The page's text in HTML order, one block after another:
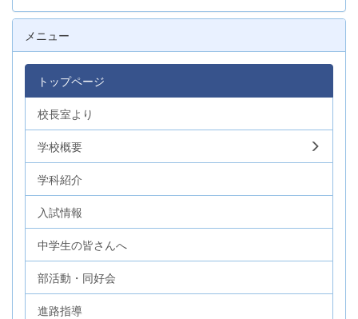
メニュー
トップページ
校長室より
学校概要
学科紹介
入試情報
中学生の皆さんへ
部活動・同好会
進路指導